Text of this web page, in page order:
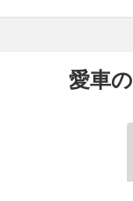
愛車